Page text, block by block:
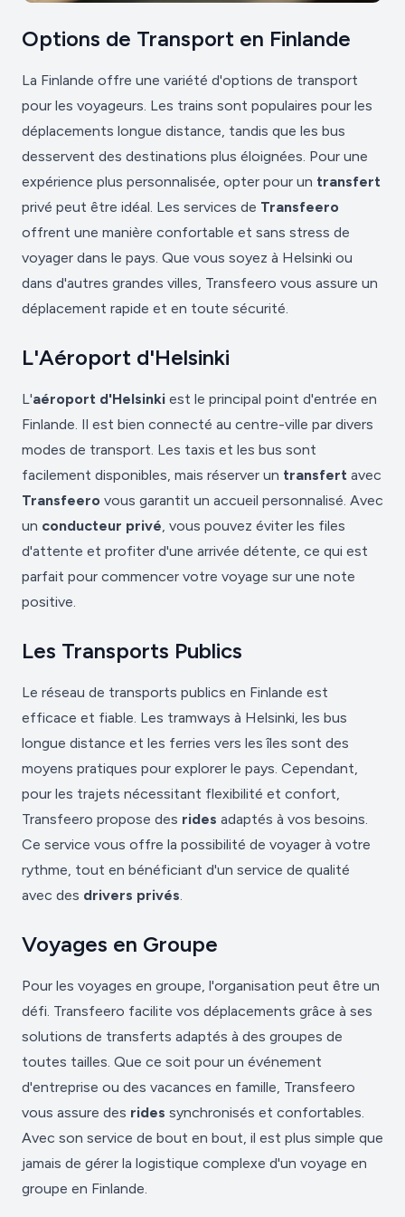
Options de Transport en Finlande
La Finlande offre une variété d'options de transport
pour les voyageurs. Les trains sont populaires pour les
déplacements longue distance, tandis que les bus
desservent des destinations plus éloignées. Pour une
expérience plus personnalisée, opter pour un transfert
privé peut être idéal. Les services de Transfeero
offrent une manière confortable et sans stress de
voyager dans le pays. Que vous soyez à Helsinki ou
dans d'autres grandes villes, Transfeero vous assure un
déplacement rapide et en toute sécurité.
L'Aéroport d'Helsinki
L'aéroport d'Helsinki est le principal point d'entrée en
Finlande. Il est bien connecté au centre-ville par divers
modes de transport. Les taxis et les bus sont
facilement disponibles, mais réserver un transfert avec
Transfeero vous garantit un accueil personnalisé. Avec
un conducteur privé, vous pouvez éviter les files
d'attente et profiter d'une arrivée détente, ce qui est
parfait pour commencer votre voyage sur une note
positive.
Les Transports Publics
Le réseau de transports publics en Finlande est
efficace et fiable. Les tramways à Helsinki, les bus
longue distance et les ferries vers les îles sont des
moyens pratiques pour explorer le pays. Cependant,
pour les trajets nécessitant flexibilité et confort,
Transfeero propose des rides adaptés à vos besoins.
Ce service vous offre la possibilité de voyager à votre
rythme, tout en bénéficiant d'un service de qualité
avec des drivers privés.
Voyages en Groupe
Pour les voyages en groupe, l'organisation peut être un
défi. Transfeero facilite vos déplacements grâce à ses
solutions de transferts adaptés à des groupes de
toutes tailles. Que ce soit pour un événement
d'entreprise ou des vacances en famille, Transfeero
vous assure des rides synchronisés et confortables.
Avec son service de bout en bout, il est plus simple que
jamais de gérer la logistique complexe d'un voyage en
groupe en Finlande.